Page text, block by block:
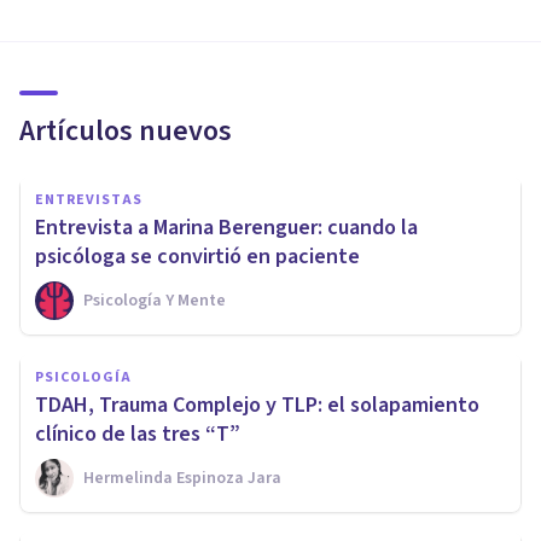
Artículos nuevos
ENTREVISTAS
Entrevista a Marina Berenguer: cuando la
psicóloga se convirtió en paciente
Psicología Y Mente
PSICOLOGÍA
TDAH, Trauma Complejo y TLP: el solapamiento
clínico de las tres “T”
Hermelinda Espinoza Jara